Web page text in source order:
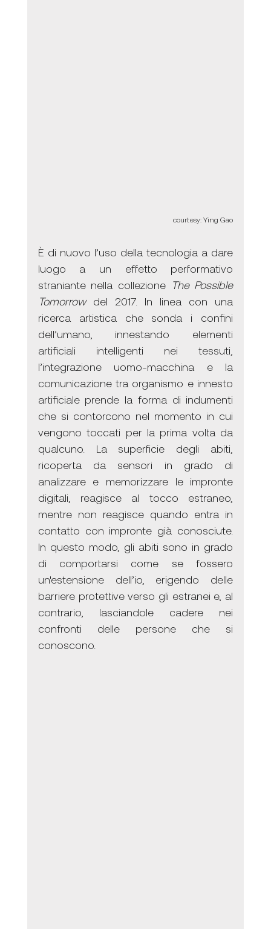
courtesy: Ying Gao
È di nuovo l’uso della tecnologia a dare
luogo a un effetto performativo
straniante nella collezione The Possible
Tomorrow del 2017. In linea con una
ricerca artistica che sonda i confini
dell’umano, innestando elementi
artificiali intelligenti nei tessuti,
l’integrazione uomo-macchina e la
comunicazione tra organismo e innesto
artificiale prende la forma di indumenti
che si contorcono nel momento in cui
vengono toccati per la prima volta da
qualcuno. La superficie degli abiti,
ricoperta da sensori in grado di
analizzare e memorizzare le impronte
digitali, reagisce al tocco estraneo,
mentre non reagisce quando entra in
contatto con impronte già conosciute.
In questo modo, gli abiti sono in grado
di comportarsi come se fossero
un'estensione dell’io, erigendo delle
barriere protettive verso gli estranei e, al
contrario, lasciandole cadere nei
confronti delle persone che si
conoscono.